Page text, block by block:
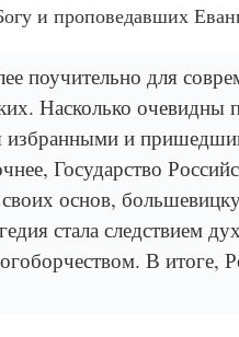
и проповедавших
поучительно для
Насколько очевидны
избранными и
Государство
основ,
стала следствием
В итоге,